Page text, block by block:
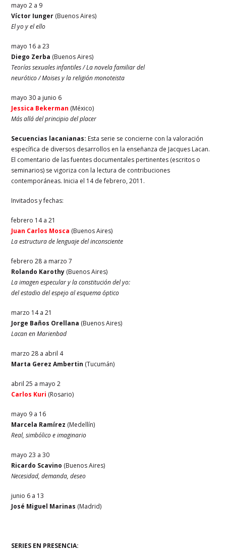
mayo 2 a 9
Víctor Iunger (Buenos Aires)
El yo y el ello
mayo 16 a 23
Diego Zerba (Buenos Aires)
Teorías sexuales infantiles / La novela familiar del
neurótico / Moises y la religión monoteista
mayo 30 a junio 6
Jessica Bekerman (México)
Más allá del principio del placer
Secuencias lacanianas: Esta serie se concierne con la valoración
específica de diversos desarrollos en la enseñanza de Jacques Lacan.
El comentario de las fuentes documentales pertinentes (escritos o
seminarios) se vigoriza con la lectura de contribuciones
contemporáneas. Inicia el 14 de febrero, 2011.
Invitados y fechas:
febrero 14 a 21
Juan Carlos Mosca (Buenos Aires)
La estructura de lenguaje del inconsciente
febrero 28 a marzo 7
Rolando Karothy (Buenos Aires)
La imagen especular y la constitución del yo:
del estadio del espejo al esquema óptico
marzo 14 a 21
Jorge Baños Orellana (Buenos Aires)
Lacan en Marienbad
marzo 28 a abril 4
Marta Gerez Ambertin (Tucumán)
abril 25 a mayo 2
Carlos Kuri (Rosario)
mayo 9 a 16
Marcela Ramírez (Medellín)
Real, simbólico e imaginario
mayo 23 a 30
Ricardo Scavino (Buenos Aires)
Necesidad, demanda, deseo
junio 6 a 13
José Miguel Marinas (Madrid)
SERIES EN PRESENCIA: